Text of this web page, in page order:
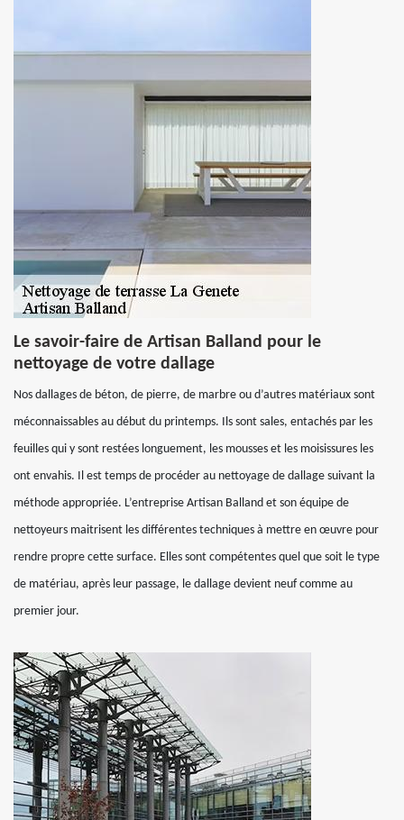
Le savoir-faire de Artisan Balland pour le
nettoyage de votre dallage
Nos dallages de béton, de pierre, de marbre ou d’autres matériaux sont
méconnaissables au début du printemps. Ils sont sales, entachés par les
feuilles qui y sont restées longuement, les mousses et les moisissures les
ont envahis. Il est temps de procéder au nettoyage de dallage suivant la
méthode appropriée. L’entreprise Artisan Balland et son équipe de
nettoyeurs maitrisent les différentes techniques à mettre en œuvre pour
rendre propre cette surface. Elles sont compétentes quel que soit le type
de matériau, après leur passage, le dallage devient neuf comme au
premier jour.